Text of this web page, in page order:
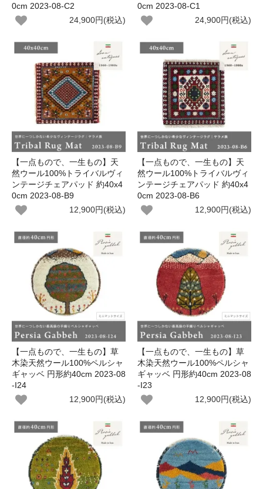
0cm 2023-08-C2
24,900円(税込)
0cm 2023-08-C1
24,900円(税込)
【一点もので、一生もの】天
然ウール100%トライバルヴィ
ンテージチェアパッド 約40x4
0cm 2023-08-B9
12,900円(税込)
【一点もので、一生もの】天
然ウール100%トライバルヴィ
ンテージチェアパッド 約40x4
0cm 2023-08-B6
12,900円(税込)
【一点もので、一生もの】草
木染天然ウール100%ペルシャ
ギャッベ 円形約40cm 2023-08
-I24
12,900円(税込)
【一点もので、一生もの】草
木染天然ウール100%ペルシャ
ギャッベ 円形約40cm 2023-08
-I23
12,900円(税込)